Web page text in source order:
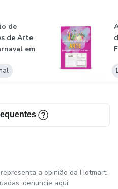
de
de Arte
em
a opinião da Hotmart.
denuncie aqui